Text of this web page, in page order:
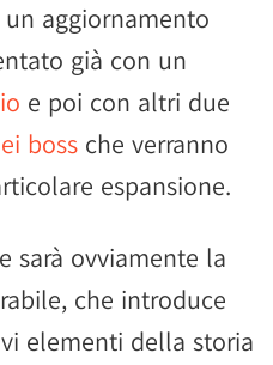
aggiornamento
già con un
e poi con altri due
boss che verranno
espansione.
sarà ovviamente la
che introduce
elementi della storia